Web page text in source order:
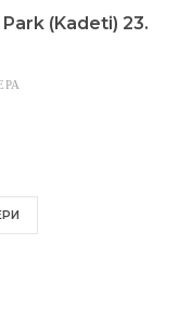
Park (Kadeti) 23.